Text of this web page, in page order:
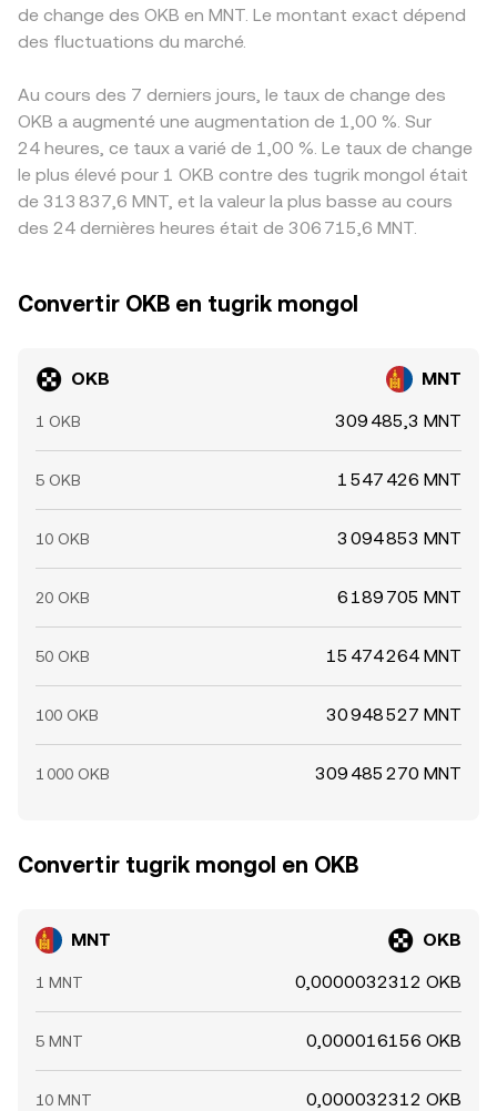
de change des OKB en MNT. Le montant exact dépend
des fluctuations du marché.
Au cours des 7 derniers jours, le taux de change des
OKB a augmenté une augmentation de 1,00 %. Sur
24 heures, ce taux a varié de 1,00 %. Le taux de change
le plus élevé pour 1 OKB contre des tugrik mongol était
de 313 837,6 MNT, et la valeur la plus basse au cours
des 24 dernières heures était de 306 715,6 MNT.
Convertir OKB en tugrik mongol
OKB MNT
1 OKB 309 485,3 MNT
5 OKB 1 547 426 MNT
10 OKB 3 094 853 MNT
20 OKB 6 189 705 MNT
50 OKB 15 474 264 MNT
100 OKB 30 948 527 MNT
1 000 OKB 309 485 270 MNT
Convertir tugrik mongol en OKB
MNT OKB
1 MNT 0,0000032312 OKB
5 MNT 0,000016156 OKB
10 MNT 0,000032312 OKB